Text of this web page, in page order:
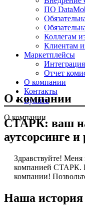
ПО
Коллегам
Клиентам
Маркетплейсы
Отчет
О компании
Контакты
Купить
О компании
О компании
СТАРК: ваш
аутсорсинге
Здравствуйте!
компанией СТАРК.
компании!
Наша история